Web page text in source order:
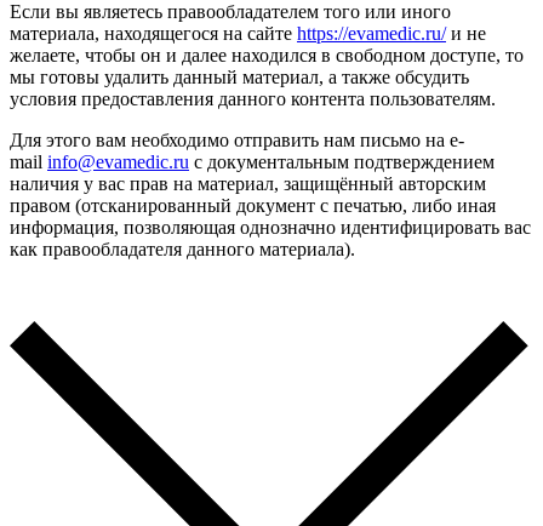
Если вы являетесь правообладателем того или иного
материала, находящегося на сайте https://evamedic.ru/и не
желаете, чтобы он и далее находился в свободном доступе, то
мы готовы удалить данный материал, а также обсудить
условия предоставления данного контента пользователям.
Для этого вам необходимо отправить нам письмо на e-
mail info@evamedic.ru с документальным подтверждением
наличия у вас прав на материал, защищённый авторским
правом (отсканированный документ с печатью, либо иная
информация, позволяющая однозначно идентифицировать вас
как правообладателя данного материала).